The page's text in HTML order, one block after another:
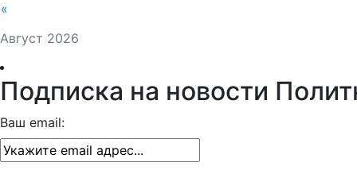
Август 2026
«
Подписка на новости
Ваш email: